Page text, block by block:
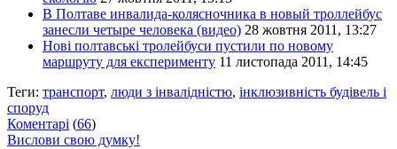
В Полтаве инвалида-колясночника в новый троллейбус
занесли четыре человека (видео) 28 жовтня 2011, 13:27
Нові полтавські тролейбуси пустили по новому
маршруту для експерименту 11 листопада 2011, 14:45
Теги: транспорт, люди з інвалідністю, інклюзивність будівель і
споруд
Коментарі (66)
Вислови свою думку!